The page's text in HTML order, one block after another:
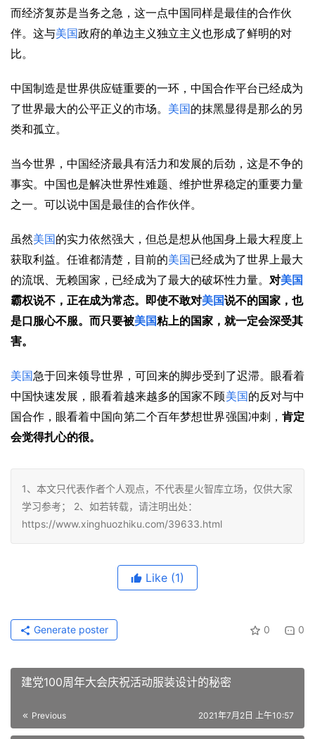
而经济复苏是当务之急，这一点中国同样是最佳的合作伙
伴。这与美国政府的单边主义独立主义也形成了鲜明的对
比。
中国制造是世界供应链重要的一环，中国合作平台已经成为
了世界最大的公平正义的市场。 美国 的抹黑显得是那么的另
类和孤立。
当今世界，中国经济最具有活力和发展的后劲，这是不争的
事实。中国也是解决世界性难题、维护世界稳定的重要力量
之一。可以说中国是最佳的合作伙伴。
虽然美国 的实力依然强大，但总是想从他国身上最大程度上
获取利益。任谁都清楚，目前的美国 已经成为了世界上最大
的流氓、无赖国家，已经成为了最大的破坏性力量。 对美国
霸权说不，正在成为常态。即使不敢对美国说不的国家，也
是口服心不服。而只要被美国粘上的国家，就一定会深受其
害。
美国 急于回来领导世界，可回来的脚步受到了迟滞。眼看着
中国快速发展，眼看着越来越多的国家不顾美国 的反对与中
国合作，眼看着中国向第二个百年梦想世界强国冲刺， 肯定
会觉得扎心的很。
1、本文只代表作者个人观点，不代表星火智库立场，仅供大家
学习参考； 2、如若转载，请注明出处：
https://www.xinghuozhiku.com/39633.html
Like (1)
0 0
Generate poster
建党100周年大会庆祝活动服装设计的秘密
Previous 2021年7月2日 上午10:57